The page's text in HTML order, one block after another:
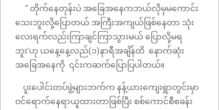
“ တိုက်နေတုန်းပဲ အခြေအနေကဘယ်လိုမှမကောင်း
သေးဘူးလို့ပြောတယ် အကြီးအကျယ်ဖြစ်နေတာ သုံး
လေးရက်လည်းကြာချင်ကြာသွားမယ် ပြောလို့မရ
ဘူး’ဟု ယနေ့နေ့လည်(၁)နာရီအချိန်ထိ နောက်ဆုံး
အခြေအနေကို ၎င်းကဆက်ပြောပြပါတယ်။
ပူးပေါင်းတပ်ဖွဲ့များဘက်က နန့်ယားကျေးရွာတွင်းမှာ
ဝင်ရောက်နေရာယူထားတာဖြစ်ပြီး စစ်ကောင်စီစခန်း